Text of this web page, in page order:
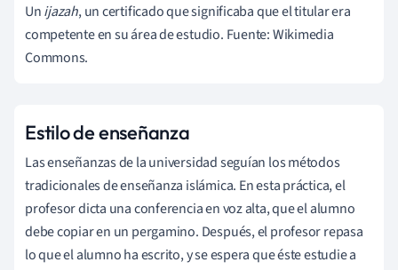
Unijazah, un certificado que significaba que el titular era
competente en su área de estudio. Fuente: Wikimedia
Commons.
Estilo de enseñanza
Las enseñanzas de la universidad seguían los métodos
tradicionales de enseñanza islámica. En esta práctica, el
profesor dicta una conferencia en voz alta, que el alumno
debe copiar en un pergamino. Después, el profesor repasa
lo que el alumno ha escrito, y se espera que éste estudie a